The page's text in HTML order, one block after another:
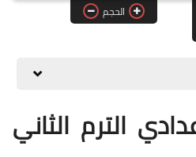
الحجم
الترم الثاني